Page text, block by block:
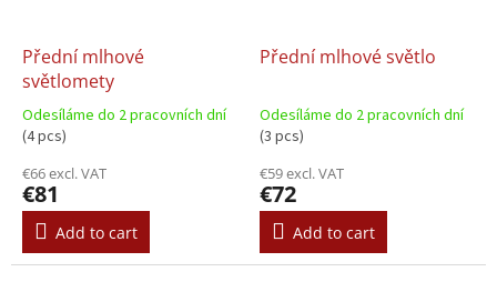
Přední mlhové
světlomety
Odesíláme do 2 pracovních dní
(4 pcs)
€66 excl. VAT
€81
Add to cart
Přední mlhové světlo
Odesíláme do 2 pracovních dní
(3 pcs)
€59 excl. VAT
€72
Add to cart